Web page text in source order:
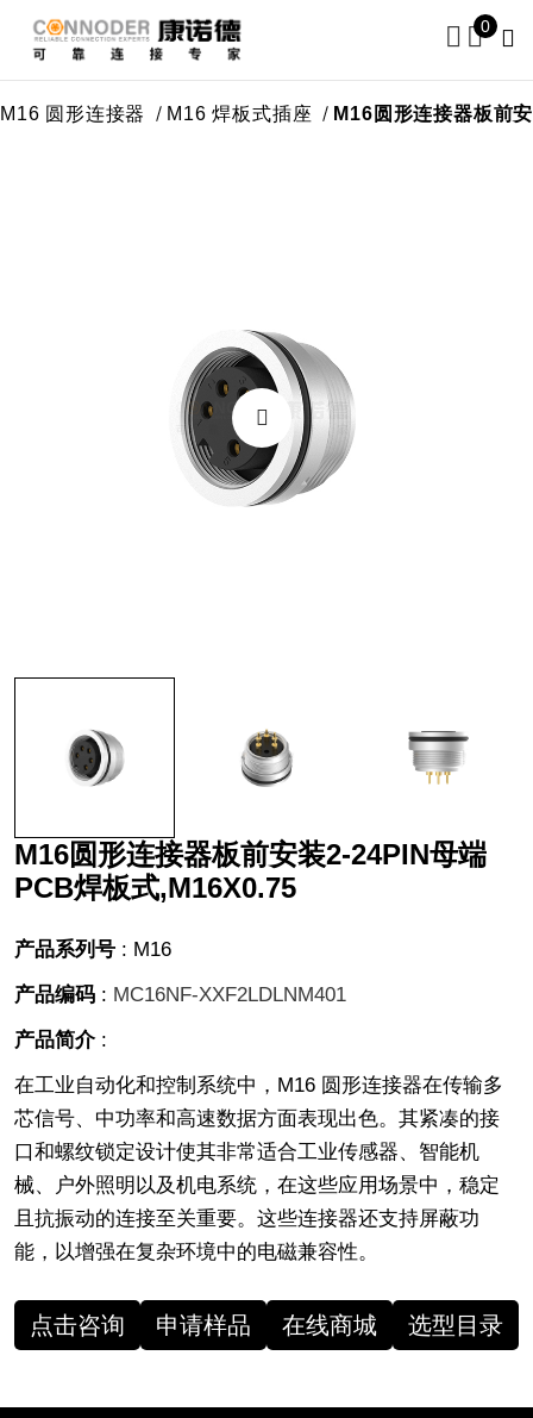
0
心 M16 圆形连接器 M16 焊板式插座 M16圆形连接器
M16圆形连接器板前安装2-24PIN母端
PCB焊板式,M16X0.75
产品系列号 : M16
产品编码 : MC16NF-XXF2LDLNM401
产品简介:
在工业自动化和控制系统中，M16 圆形连接器在传输多
芯信号、中功率和高速数据方面表现出色。其紧凑的接
口和螺纹锁定设计使其非常适合工业传感器、智能机
械、户外照明以及机电系统，在这些应用场景中，稳定
且抗振动的连接至关重要。这些连接器还支持屏蔽功
能，以增强在复杂环境中的电磁兼容性。
点击咨询 申请样品 在线商城 选型目录